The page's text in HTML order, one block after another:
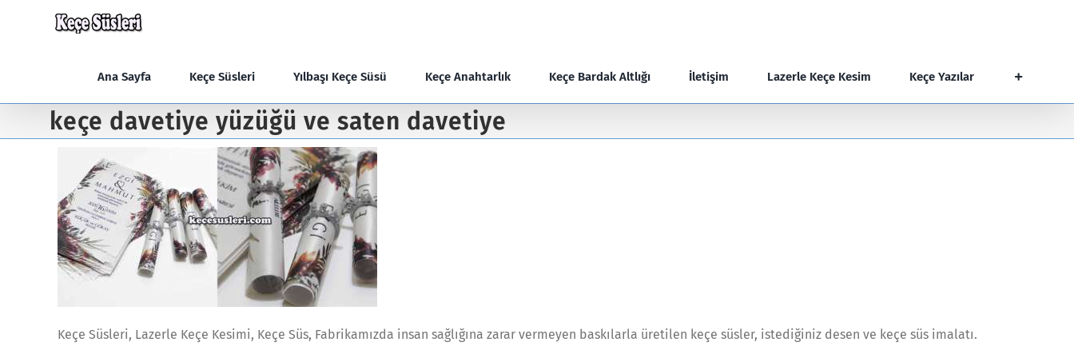
Ana Sayfa Keçe Süsleri Yılbaşı Keçe Süsü Keçe Anahtarlık Keçe Bardak Altlığı İletişim Lazerle Keçe Kesim Keçe Yazılar
keçe davetiye yüzüğü ve saten davetiye
Keçe Süsleri, Lazerle Keçe Kesimi, Keçe Süs, Fabrikamızda insan sağlığına zarar vermeyen baskılarla üretilen keçe süsler, istediğiniz desen ve keçe süs imalatı.